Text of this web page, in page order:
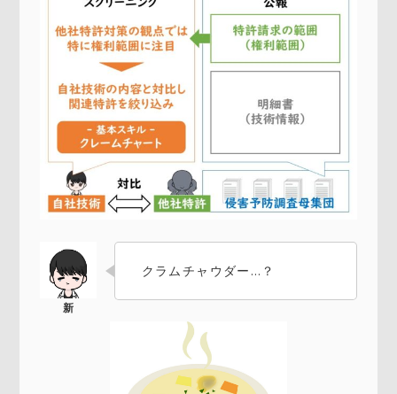
クラムチャウダー…？